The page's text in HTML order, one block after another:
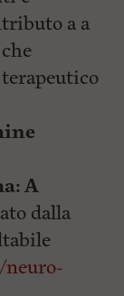
a a
A
dalla